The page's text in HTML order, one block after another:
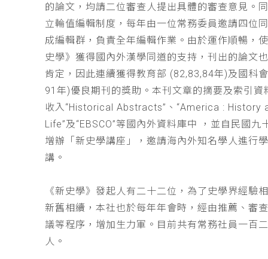
的論文，均請二位審查人提出具體的審查意見。
立輪值編輯制度，每年由一位常務委員邀請四位
成編輯群，負責全年編輯作業。由於運作順暢，
史學》獲得國內外漢學同道的支持，刊出的論文
肯定，因此連續獲得教育部 (82,83,84年)及國科
91年)優良期刊的獎助。本刊文章的摘要及索引資
收入“Historical Abstracts”、“America : History
Life”及“EBSCO”等國內外資料庫中 ，並自民國九
增辦「新史學講座」，邀請海內外知名學人進行
講。
《新史學》發起人有二十二位，為了史學界經驗
新舊相續，本社也於每年年會時，經由推薦、審
議等程序，增加生力軍。目前共有常務社員一百
人。